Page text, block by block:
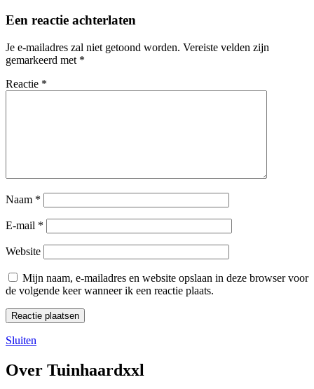
Een reactie achterlaten
Je e-mailadres zal niet getoond worden. Vereiste velden zijn
gemarkeerd met *
Reactie *
Naam *
E-mail *
Website
Mijn naam, e-mailadres en website opslaan in deze browser voor
de volgende keer wanneer ik een reactie plaats.
Sluiten
Over Tuinhaardxxl